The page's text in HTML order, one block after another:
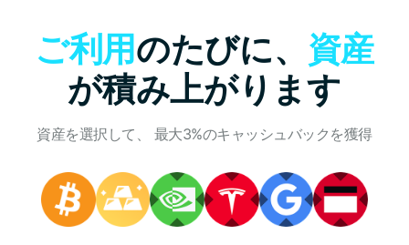
ご利用のたびに、 資産
が積み上がります
資産を選択して、 最大3%のキャッシュバックを獲得